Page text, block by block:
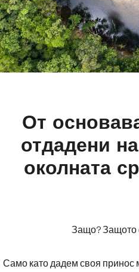
От
отдадени
околната
Защо? Защото
Само като дадем своя принос